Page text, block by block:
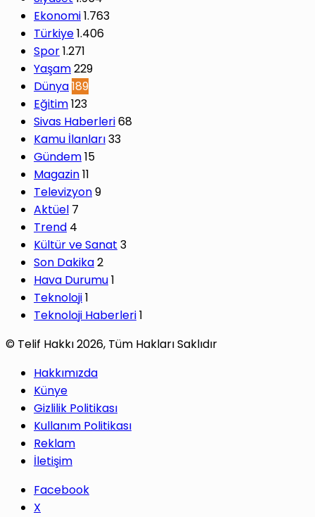
Ekonomi1.763
Türkiye1.406
Spor1.271
Yaşam229
Dünya189
Eğitim123
Sivas Haberleri68
Kamu İlanları33
Gündem15
Magazin11
Televizyon9
Aktüel 7
Trend 4
Kültür ve Sanat 3
Son Dakika2
Hava Durumu1
Teknoloji1
Teknoloji Haberleri1
© Telif Hakkı 2026, Tüm Hakları Saklıdır
Hakkımızda
Künye
Gizlilik Politikası
Kullanım Politikası
Reklam
İletişim
Facebook
X